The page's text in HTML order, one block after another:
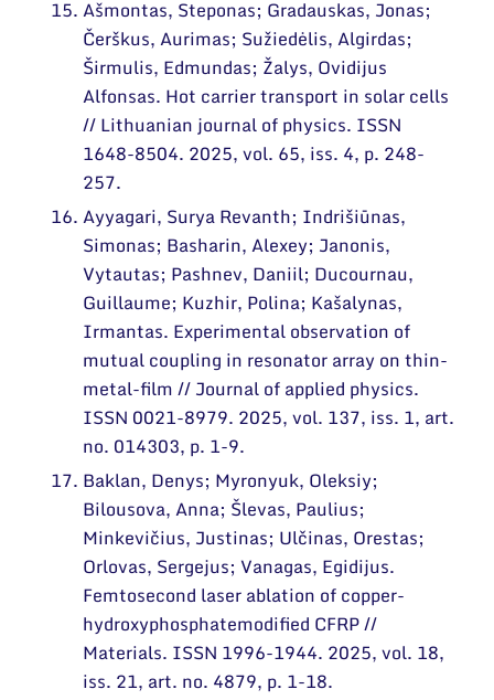
Ašmontas, Steponas; Gradauskas, Jonas;
Čerškus, Aurimas; Sužiedėlis, Algirdas;
Širmulis, Edmundas; Žalys, Ovidijus
Alfonsas. Hot carrier transport in solar cells
// Lithuanian journal of physics. ISSN
1648-8504. 2025, vol. 65, iss. 4, p. 248-
257.
Ayyagari, Surya Revanth; Indrišiūnas,
Simonas; Basharin, Alexey; Janonis,
Vytautas; Pashnev, Daniil; Ducournau,
Guillaume; Kuzhir, Polina; Kašalynas,
Irmantas. Experimental observation of
mutual coupling in resonator array on thin-
metal-film // Journal of applied physics.
ISSN 0021-8979. 2025, vol. 137, iss. 1, art.
no. 014303, p. 1-9.
Baklan, Denys; Myronyuk, Oleksiy;
Bilousova, Anna; Šlevas, Paulius;
Minkevičius, Justinas; Ulčinas, Orestas;
Orlovas, Sergejus; Vanagas, Egidijus.
Femtosecond laser ablation of copper-
hydroxyphosphatemodified CFRP //
Materials. ISSN 1996-1944. 2025, vol. 18,
iss. 21, art. no. 4879, p. 1-18.